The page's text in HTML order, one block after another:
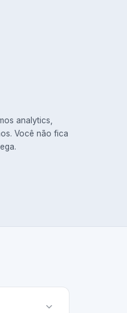
analytics,
Você não fica